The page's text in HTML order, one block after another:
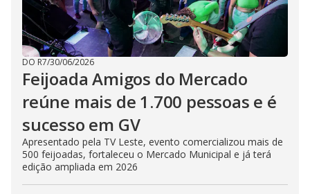
DO R7/30/06/2026
Feijoada Amigos do Mercado
reúne mais de 1.700 pessoas e é
sucesso em GV
Apresentado pela TV Leste, evento comercializou mais de
500 feijoadas, fortaleceu o Mercado Municipal e já terá
edição ampliada em 2026